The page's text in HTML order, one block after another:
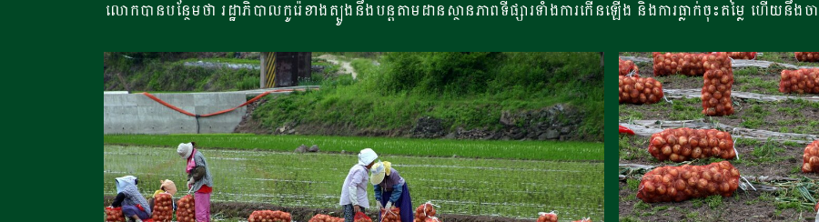
លោកបានបន្ថែមថា រដ្ឋាភិបាលកូរ៉េខាងត្បូងនឹងបន្តតាមដានស្ថានភាពទីផ្សារទាំងការកើនឡើង និងការធ្លាក់ចុះតម្លៃ ហើយ